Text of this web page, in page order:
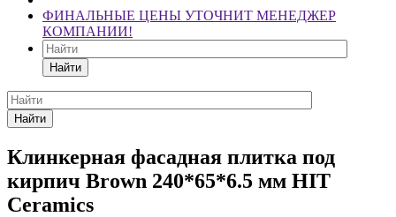
ФИНАЛЬНЫЕ ЦЕНЫ УТОЧНИТ МЕНЕДЖЕР
КОМПАНИИ!
Найти
Найти
Клинкерная фасадная плитка под
кирпич Brown 240*65*6.5 мм HIT
Ceramics